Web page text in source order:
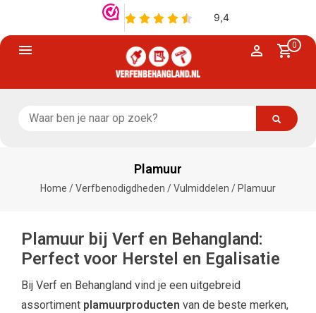
0
Plamuur
Home /Verfbenodigdheden /Vulmiddelen / Plamuur
Plamuur bij Verf en Behangland:
Perfect voor Herstel en Egalisatie
Bij Verf en Behangland vind je een uitgebreid
assortiment plamuurproducten van de beste merken,